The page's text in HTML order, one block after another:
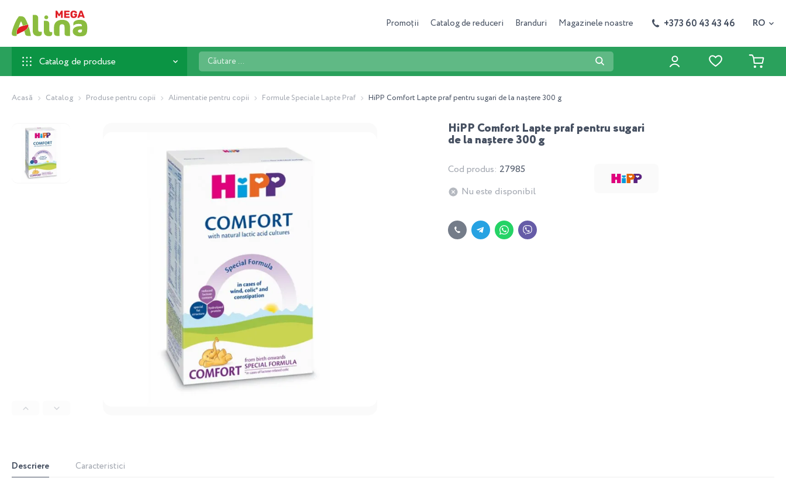
Promoții Catalog de reduceri Branduri Magazinele noastre +373 60 43 43 46 RO
Catalog de produse
Căutare
...
Acasă Catalog Produse pentru copii Alimentatie pentru copii Formule Speciale Lapte Praf HiPP Comfort Lapte praf pentru sugari de la naștere 300 g
HiPP Comfort Lapte praf pentru sugari
de la naștere 300 g
Cod produs: 27985
Nu este disponibil
Descriere Caracteristici